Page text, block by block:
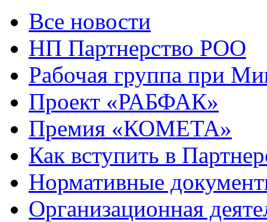
Все новости
НП Партнерство РОО
Рабочая группа при
Проект «РАБФАК»
Премия «КОМЕТА»
Как вступить в
Нормативные
Организационная